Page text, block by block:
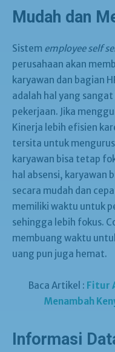
Mudah dan
Sistem employee self
perusahaan akan
karyawan dan bagian
adalah hal yang
pekerjaan. Jika
Kinerja lebih efisien
tersita untuk
karyawan bisa tetap
hal absensi, karyawan
secara mudah dan
memiliki waktu untuk
sehingga lebih fokus.
membuang waktu
uang pun juga hemat.
Baca Artikel : Fitur
Menambah
Informasi